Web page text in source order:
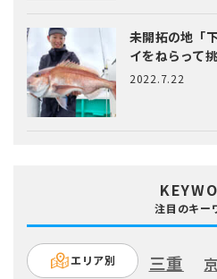
未開拓の地「
イをねらって
2022.7.22
注目のキー
エリア別 三重